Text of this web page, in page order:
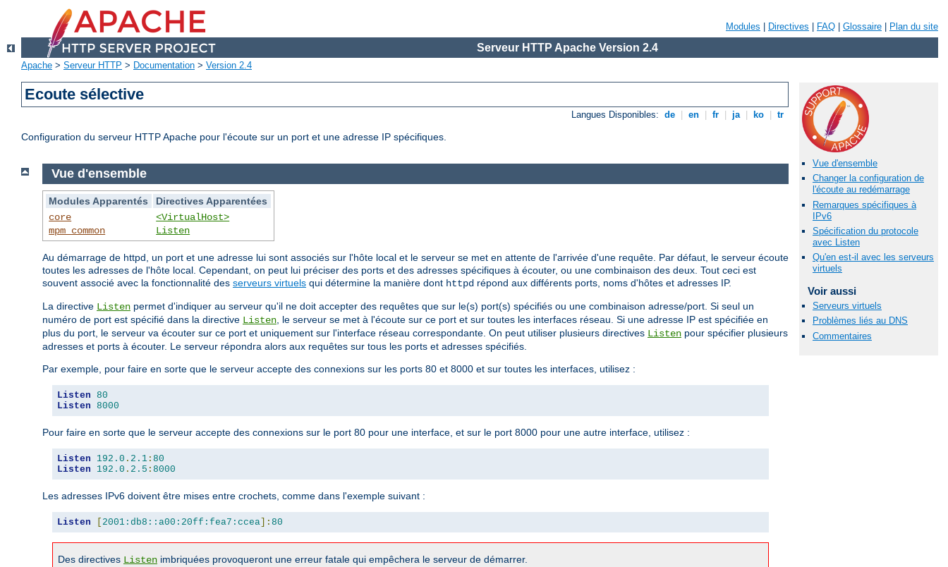
Modules Directives FAQ Glossaire Plan du site
Serveur HTTP Apache Version 2.4
Apache > Serveur HTTP > Documentation > Version 2.4
Ecoute sélective
Langues Disponibles: de en fr ja ko tr
Configuration du serveur HTTP Apache pour l'écoute sur un port et une adresse IP spécifiques.
Vue d'ensemble
Changer la configuration de
l'écoute au redémarrage
Remarques spécifiques à
IPv6
Spécification du protocole
avec Listen
Qu'en est-il avec les serveurs
virtuels
Voir aussi
Serveurs virtuels
Problèmes liés au DNS
Commentaires
Vue d'ensemble
Modules Apparentés
Directives Apparentées
core
mpm_common
<VirtualHost>
Listen
Au démarrage de httpd, un port et une adresse lui sont associés sur l'hôte local et le serveur se met en attente de l'arrivée d'une requête. Par défaut, le serveur écoute
toutes les adresses de l'hôte local. Cependant, on peut lui préciser des ports et des adresses spécifiques à écouter, ou une combinaison des deux. Tout ceci est
souvent associé avec la fonctionnalité des serveurs virtuels qui détermine la manière dont httpd répond aux différents ports, noms d'hôtes et adresses IP.
La directive Listen permet d'indiquer au serveur qu'il ne doit accepter des requêtes que sur le(s) port(s) spécifiés ou une combinaison adresse/port. Si seul un
numéro de port est spécifié dans la directive Listen , le serveur se met à l'écoute sur ce port et sur toutes les interfaces réseau. Si une adresse IP est spécifiée en
plus du port, le serveur va écouter sur ce port et uniquement sur l'interface réseau correspondante. On peut utiliser plusieurs directives Listen pour spécifier plusieurs
adresses et ports à écouter. Le serveur répondra alors aux requêtes sur tous les ports et adresses spécifiés.
Par exemple, pour faire en sorte que le serveur accepte des connexions sur les ports 80 et 8000 et sur toutes les interfaces, utilisez :
Listen 80
Listen 8000
Pour faire en sorte que le serveur accepte des connexions sur le port 80 pour une interface, et sur le port 8000 pour une autre interface, utilisez :
Listen 192.0 . 2.1 : 80
Listen
192.0 . 2.5 : 8000
Les adresses IPv6 doivent être mises entre crochets, comme dans l'exemple suivant :
Listen [ 2001:db8::a00:20ff:fea7:ccea]: 80
Des directives Listen imbriquées provoqueront une erreur fatale qui empêchera le serveur de démarrer.